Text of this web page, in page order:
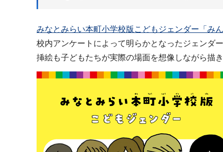
みなとみらい本町小学校版こどもジェンダー「み
校内アンケートによって明らかとなったジェンダ
挿絵も子どもたちが実際の場面を想像しながら描き